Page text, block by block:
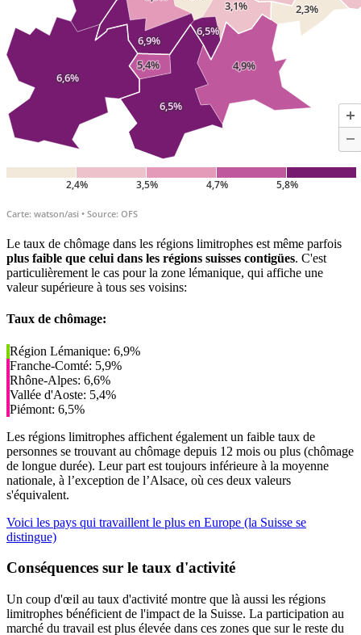
Le taux de chômage dans les régions limitrophes est même parfois
plus faible que celui dans les régions suisses contigües. C'est
particulièrement le cas pour la zone lémanique, qui affiche une
valeur supérieure à tous ses voisins:
Taux de chômage:
Région Lémanique: 6,9%
Franche-Comté: 5,9%
Rhône-Alpes: 6,6%
Vallée d'Aoste: 5,4%
Piémont: 6,5%
Les régions limitrophes affichent également un faible taux de
personnes se trouvant au chômage depuis 12 mois ou plus (chômage
de longue durée). Leur part est toujours inférieure à la moyenne
nationale, à l’exception de l’Alsace, où ces deux valeurs
s'équivalent.
Voici les pays qui travaillent le plus en Europe (la Suisse se
distingue)
Conséquences sur le taux d'activité
Un coup d'œil au taux d'activité montre que là aussi les régions
limitrophes bénéficient de l'impact de la Suisse. La participation au
marché du travail est plus élevée dans ces zones que sur le reste du